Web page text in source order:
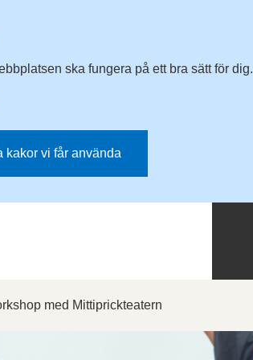
ska fungera på ett bra sätt för dig.
kakor vi får använda
med Mittiprickteatern